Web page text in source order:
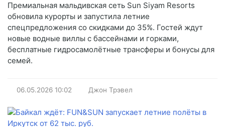
Премиальная мальдивская сеть Sun Siyam Resorts
обновила курорты и запустила летние
спецпредложения со скидками до 35%. Гостей ждут
новые водные виллы с бассейнами и горками,
бесплатные гидросамолётные трансферы и бонусы для
семей.
06.05.2026 10:02 Джон Трэвел